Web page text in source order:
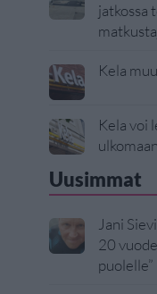
jatkossa
Kela
Kela voi
Uusimmat
Jani
20
puolelle”